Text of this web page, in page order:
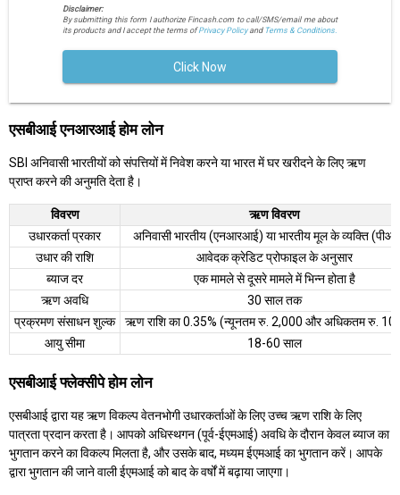
Disclaimer:
By submitting this form I authorize Fincash.com to call/SMS/email me about
its products and I accept the terms ofPrivacy Policyand Terms & Conditions.
Click Now
एसबीआई एनआरआई होम लोन
SBI अनिवासी भारतीयों को संपत्तियों में निवेश करने या भारत में घर खरीदने के लिए ऋण
प्राप्त करने की अनुमति देता है।
विवरण
ऋण विवरण
उधारकर्ता प्रकार
अनिवासी भारतीय (एनआरआई) या भारतीय मूल के व्यक्ति
उधार की राशि
आवेदक क्रेडिट प्रोफाइल के अनुसार
ब्याज दर
एक मामले से दूसरे मामले में भिन्न होता है
ऋण अवधि
30 साल तक
प्रक्रमण संसाधन शुल्क
ऋण राशि का 0.35% (न्यूनतम रु. 2,000 और अधिकतम रु.
आयु सीमा
18-60 साल
एसबीआई फ्लेक्सीपे होम लोन
एसबीआई द्वारा यह ऋण विकल्प वेतनभोगी उधारकर्ताओं के लिए उच्च ऋण राशि के लिए
पात्रता प्रदान करता है। आपको अधिस्थगन (पूर्व-ईएमआई) अवधि के दौरान केवल ब्याज का
भुगतान करने का विकल्प मिलता है, और उसके बाद, मध्यम ईएमआई का भुगतान करें। आपके
द्वारा भुगतान की जाने वाली ईएमआई को बाद के वर्षों में बढ़ाया जाएगा।